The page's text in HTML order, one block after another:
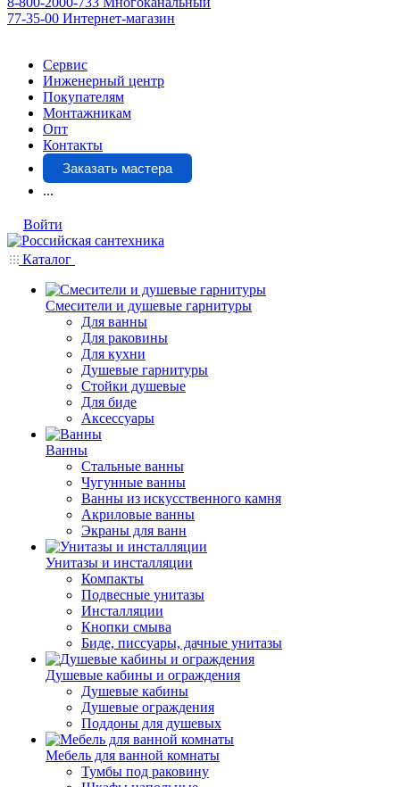
77-35-00 Интернет-магазин
Сервис
Инженерный центр
Покупателям
Монтажникам
Опт
Контакты
Заказать мастера
...
Войти
Каталог
Смесители и душевые гарнитуры
Для ванны
Для раковины
Для кухни
Душевые гарнитуры
Стойки душевые
Для биде
Аксессуары
Ванны
Стальные ванны
Чугунные ванны
Ванны из искусственного камня
Акриловые ванны
Экраны для ванн
Унитазы и инсталляции
Компакты
Подвесные унитазы
Инсталляции
Кнопки смыва
Биде, писсуары, дачные унитазы
Душевые кабины и ограждения
Душевые кабины
Душевые ограждения
Поддоны для душевых
Мебель для ванной комнаты
Тумбы под раковину